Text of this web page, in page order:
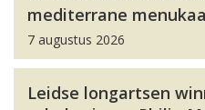
mediterrane
7 augustus 2026
Leidse longartsen